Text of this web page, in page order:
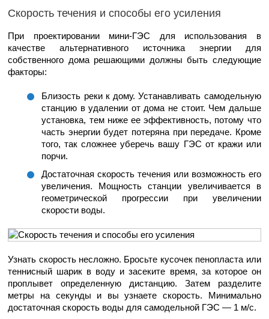
Скорость течения и способы его усиления
При проектировании мини-ГЭС для использования в
качестве альтернативного источника энергии для
собственного дома решающими должны быть следующие
факторы:
Близость реки к дому. Устанавливать самодельную
станцию в удалении от дома не стоит. Чем дальше
установка, тем ниже ее эффективность, потому что
часть энергии будет потеряна при передаче. Кроме
того, так сложнее уберечь вашу ГЭС от кражи или
порчи.
Достаточная скорость течения или возможность его
увеличения. Мощность станции увеличивается в
геометрической прогрессии при увеличении
скорости воды.
Узнать скорость несложно. Бросьте кусочек пенопласта или
теннисный шарик в воду и засеките время, за которое он
проплывет определенную дистанцию. Затем разделите
метры на секунды и вы узнаете скорость. Минимально
достаточная скорость воды для самодельной ГЭС — 1 м/с.